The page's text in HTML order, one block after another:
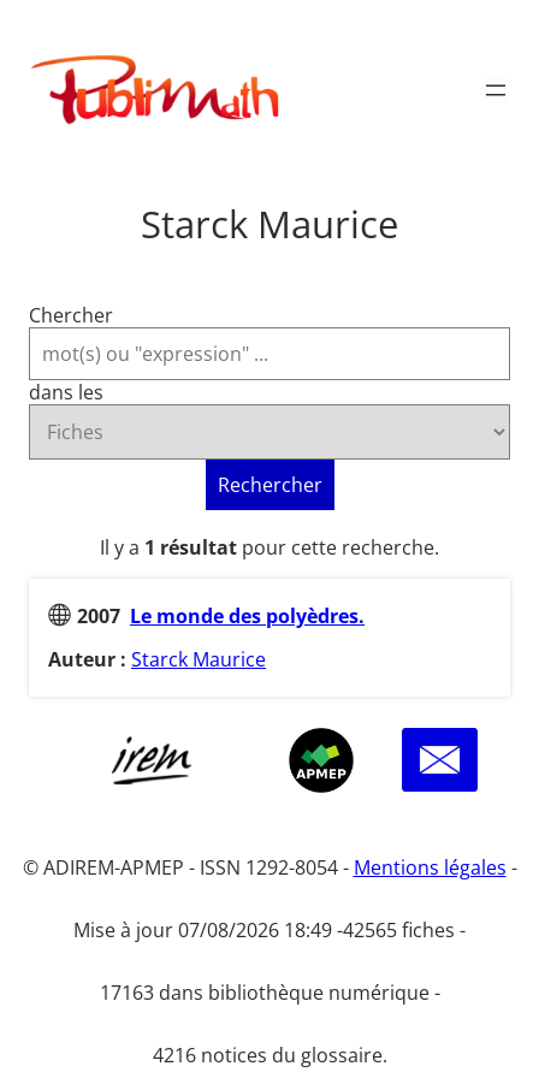
contenu
Publimath
Starck Maurice
Chercher
dans les
Rechercher
Il y a 1 résultat pour cette recherche.
2007 Le monde des polyèdres.
Auteur : Starck Maurice
© ADIREM-APMEP - ISSN 1292-8054 - Mentions légales -
Mise à jour 07/08/2026 18:49 -42565 fiches -
17163 dans bibliothèque numérique -
4216 notices du glossaire.